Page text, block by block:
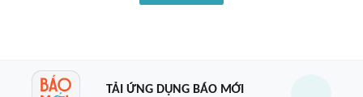
TẢI ỨNG DỤNG BÁO MỚI